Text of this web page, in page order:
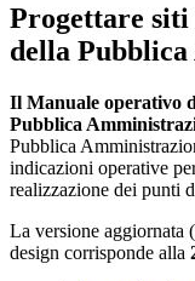
Progettare
della
Il Manuale operativo
Pubblica
Pubblica
indicazioni operative
realizzazione dei punti
La versione aggiornata
design corrisponde alla